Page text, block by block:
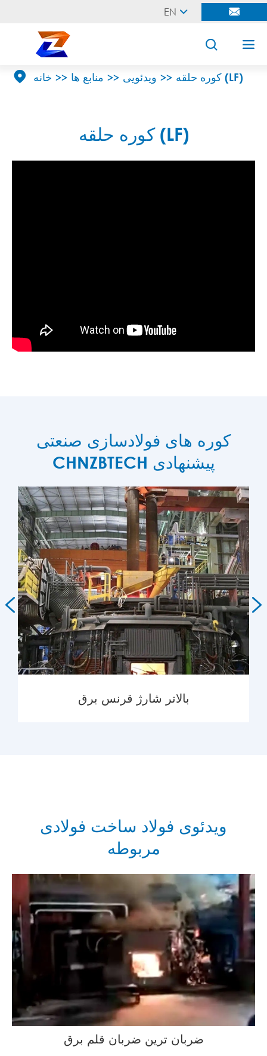
EN  
 
 خانه منابع ها ویدئویی کوره حلقه (LF)
کوره حلقه (LF)
کوره های فولادسازی صنعتی
CHNZBTECH پیشنهادی
بالاتر شارژ قرنس برق
 
ویدئوی فولاد ساخت فولادی
مربوطه
ضربان ترین ضربان قلم برق